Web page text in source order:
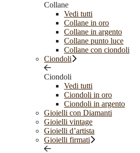
Collane
Vedi tutti
Collane in oro
Collane in argento
Collane punto luce
Collane con ciondoli
Ciondoli
Ciondoli
Vedi tutti
Ciondoli in oro
Ciondoli in argento
Gioielli con Diamanti
Gioielli vintage
Gioielli d’artista
Gioielli firmati